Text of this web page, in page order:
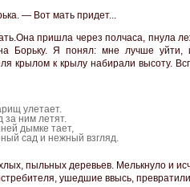
— Вот мать придет...
пришла через полчаса, пнула
Борьку. Я понял: мне лучше
крылом к крылу набирали высоту.
улетает.
за ним летят.
дымке тает,
сад и нежный взгляд.
пыльных деревьев. Мелькнуло и
ушедшие ввысь,